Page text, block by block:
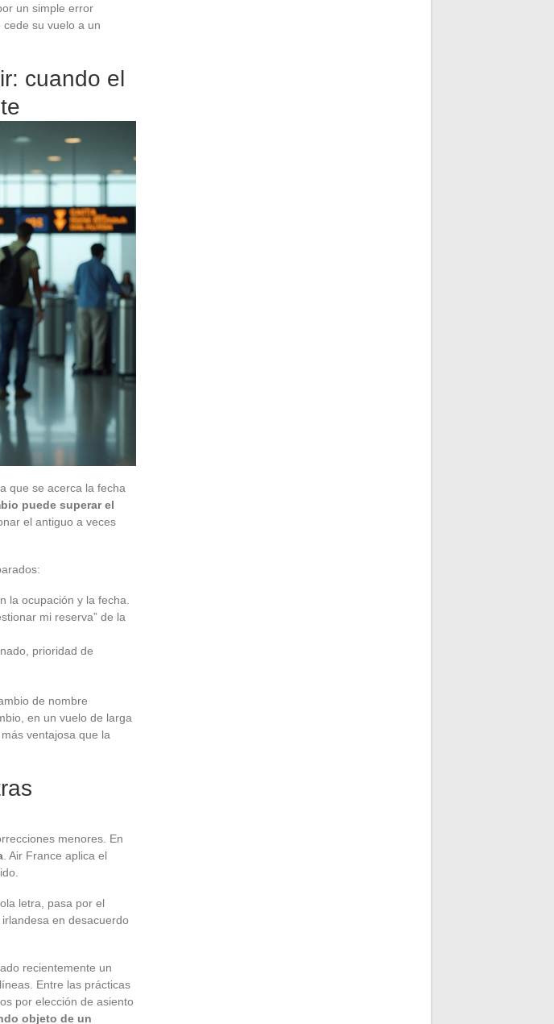
un simple error
su vuelo a un
cuando el
que se acerca la fecha
puede superar el
el antiguo a veces
la ocupación y la fecha.
mi reserva” de la
prioridad de
de nombre
en un vuelo de larga
ventajosa que la
menores. En
. Air France aplica el
letra, pasa por el
en desacuerdo
recientemente un
Entre las prácticas
por elección de asiento
objeto de un